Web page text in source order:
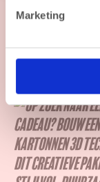
Marketing
Cartonic
partner of een
haast – en mét